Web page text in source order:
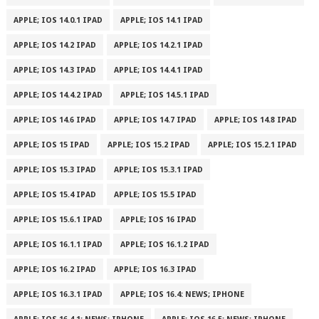
APPLE; IOS 14.0.1 IPAD APPLE; IOS 14.1 IPAD
APPLE; IOS 14.2 IPAD APPLE; IOS 14.2.1 IPAD
APPLE; IOS 14.3 IPAD APPLE; IOS 14.4.1 IPAD
APPLE; IOS 14.4.2 IPAD APPLE; IOS 14.5.1 IPAD
APPLE; IOS 14.6 IPAD APPLE; IOS 14.7 IPAD APPLE; IOS 14.8 IPAD
APPLE; IOS 15 IPAD APPLE; IOS 15.2 IPAD APPLE; IOS 15.2.1 IPAD
APPLE; IOS 15.3 IPAD APPLE; IOS 15.3.1 IPAD
APPLE; IOS 15.4 IPAD APPLE; IOS 15.5 IPAD
APPLE; IOS 15.6.1 IPAD APPLE; IOS 16 IPAD
APPLE; IOS 16.1.1 IPAD APPLE; IOS 16.1.2 IPAD
APPLE; IOS 16.2 IPAD APPLE; IOS 16.3 IPAD
APPLE; IOS 16.3.1 IPAD APPLE; IOS 16.4: NEWS; IPHONE